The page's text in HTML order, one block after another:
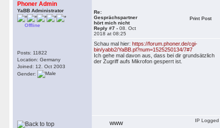
Phoner Admin
YaBB Administrator
Offline
Posts: 11822
Location: Germany
Joined: 12. Oct 2003
Gender:
Re:
Gesprächspartner
hört mich nicht
Reply #7 - 08. Oct
2018 at 08:25
Print Post
Schau mal hier: https://forum.phoner.de/cgi-
bin/yabb2/YaBB.pl?num=1525250134/7#7
Ich gehe mal davon aus, dass bei dir grundsätzlich
der Zugriff aufs Mikrofon gesperrt ist.
WWW
IP Logged